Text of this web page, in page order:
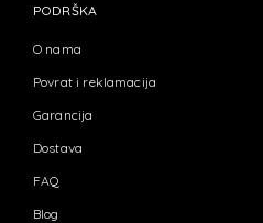
PODRŠKA
O nama
Povrat i reklamacija
Garancija
Dostava
FAQ
Blog